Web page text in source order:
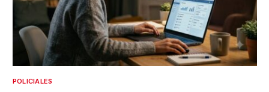
POLICIALES